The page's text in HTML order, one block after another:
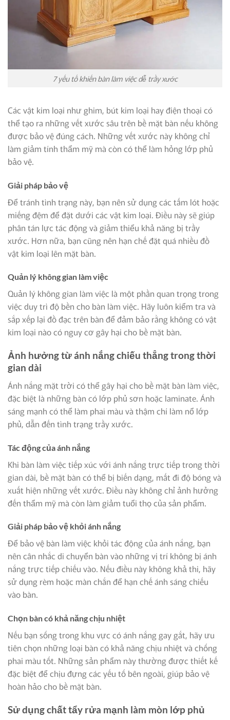
7 yếu tố khiến bàn làm việc dễ trầy xước
Các vật kim loại như ghim, bút kim loại hay điện thoại có
thể tạo ra những vết xước sâu trên bề mặt bàn nếu không
được bảo vệ đúng cách. Những vết xước này không chỉ
làm giảm tính thẩm mỹ mà còn có thể làm hỏng lớp phủ
bảo vệ.
Giải pháp bảo vệ
Để tránh tình trạng này, bạn nên sử dụng các tấm lót hoặc
miếng đệm để đặt dưới các vật kim loại. Điều này sẽ giúp
phân tán lực tác động và giảm thiểu khả năng bị trầy
xước. Hơn nữa, bạn cũng nên hạn chế đặt quá nhiều đồ
vật kim loại lên mặt bàn.
Quản lý không gian làm việc
Quản lý không gian làm việc là một phần quan trọng trong
việc duy trì độ bền cho bàn làm việc. Hãy luôn kiểm tra và
sắp xếp lại đồ đạc trên bàn để đảm bảo rằng không có vật
kim loại nào có nguy cơ gây hại cho bề mặt bàn.
Ảnh hưởng từ ánh nắng chiếu thẳng trong thời
gian dài
Ánh nắng mặt trời có thể gây hại cho bề mặt bàn làm việc,
đặc biệt là những bàn có lớp phủ sơn hoặc laminate. Ánh
sáng mạnh có thể làm phai màu và thậm chí làm nổ lớp
phủ, dẫn đến tình trạng trầy xước.
Tác động của ánh nắng
Khi bàn làm việc tiếp xúc với ánh nắng trực tiếp trong thời
gian dài, bề mặt bàn có thể bị biến dạng, mất đi độ bóng và
xuất hiện những vết xước. Điều này không chỉ ảnh hưởng
đến thẩm mỹ mà còn làm giảm tuổi thọ của sản phẩm.
Giải pháp bảo vệ khỏi ánh nắng
Để bảo vệ bàn làm việc khỏi tác động của ánh nắng, bạn
nên cân nhắc di chuyển bàn vào những vị trí không bị ánh
nắng trực tiếp chiếu vào. Nếu điều này không khả thi, hãy
sử dụng rèm hoặc màn chắn để hạn chế ánh sáng chiếu
vào bàn.
Chọn bàn có khả năng chịu nhiệt
Nếu bạn sống trong khu vực có ánh nắng gay gắt, hãy ưu
tiên chọn những loại bàn có khả năng chịu nhiệt và chống
phai màu tốt. Những sản phẩm này thường được thiết kế
đặc biệt để chịu đựng các yếu tố bên ngoài, giúp bảo vệ
hoàn hảo cho bề mặt bàn.
Sử dụng chất tẩy rửa mạnh làm mòn lớp phủ